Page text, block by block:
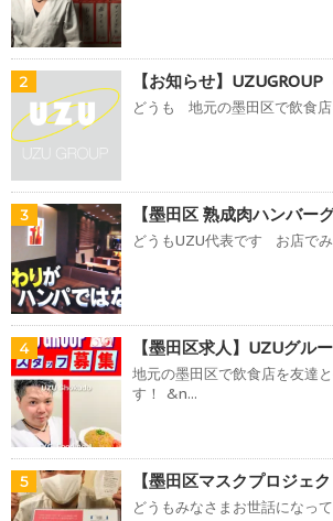
2 【お知らせ】UZUGROUP
どうも 地元の墨田区で飲食
3 【墨田区 熟成肉ハンバー
どうもUZU代表です お店で
4 【墨田区求人】UZUグル
地元の墨田区で飲食店を友達
す！ &n...
5 【墨田区マスクプロジェ
どうもみなさまお世話になっ